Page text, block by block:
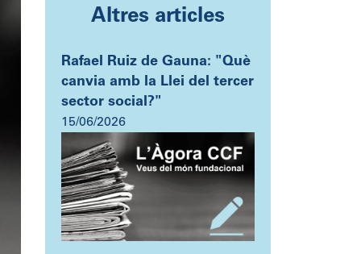
Altres articles
Rafael Ruiz de Gauna: "Què
canvia amb la Llei del tercer
sector social?"
15/06/2026